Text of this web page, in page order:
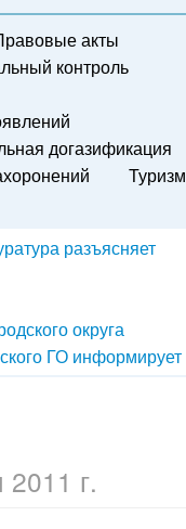
акты
контроль
догазификация
Туризм
разъясняет
округа
ГО информирует
2011 г.